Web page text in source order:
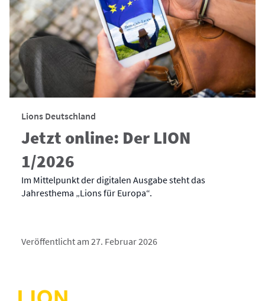
Lions Deutschland
Jetzt online: Der LION
1/2026
Im Mittelpunkt der digitalen Ausgabe steht das
Jahresthema „Lions für Europa“.
Veröffentlicht am 27. Februar 2026